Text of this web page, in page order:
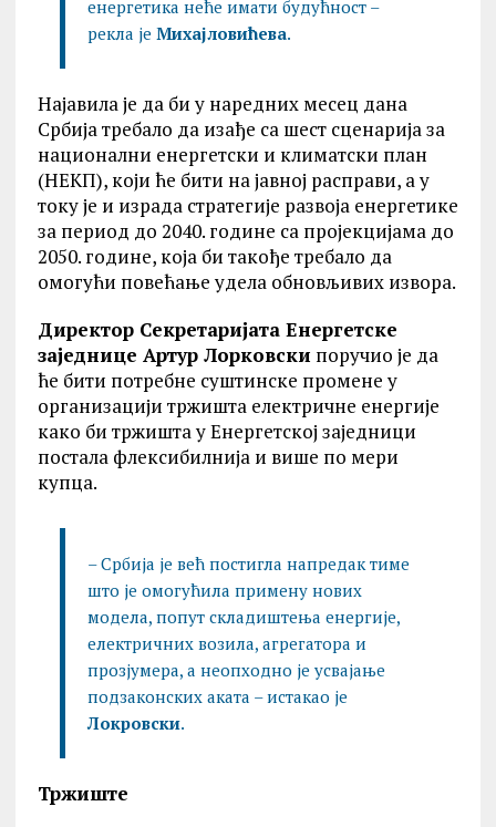
енергетика неће имати будућност –
рекла је Михајловићева.
Најавила је да би у наредних месец дана
Србија требало да изађе са шест сценарија за
национални енергетски и климатски план
(НЕКП), који ће бити на јавној расправи, а у
току је и израда стратегије развоја енергетике
за период до 2040. године са пројекцијама до
2050. године, која би такође требало да
омогући повећање удела обновљивих извора.
Директор Секретаријата Енергетске
заједнице Артур Лорковски поручио је да
ће бити потребне суштинске промене у
организацији тржишта електричне енергије
како би тржишта у Енергетској заједници
постала флексибилнија и више по мери
купца.
– Србија је већ постигла напредак тиме
што је омогућила примену нових
модела, попут складиштења енергије,
електричних возила, агрегатора и
прозјумера, а неопходно је усвајање
подзаконских аката – истакао је
Локровски.
Тржиште